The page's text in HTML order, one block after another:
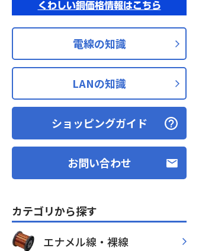
くわしい銅価格情報はこちら
電線の知識
LANの知識
ショッピングガイド
お問い合わせ
カテゴリから探す
エナメル線・裸線